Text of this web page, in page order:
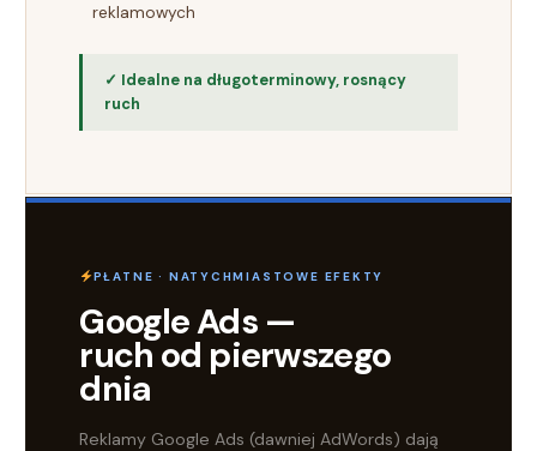
reklamowych
✓ Idealne na długoterminowy, rosnący
ruch
PŁATNE · NATYCHMIASTOWE EFEKTY
Google Ads —
ruch od pierwszego
dnia
Reklamy Google Ads (dawniej AdWords) dają